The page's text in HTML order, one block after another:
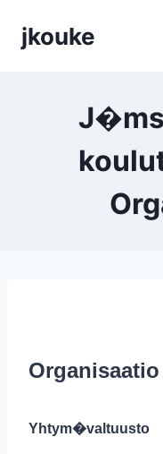
sisältöön
jkouke
Organisaatio
Yhtym�valtuusto